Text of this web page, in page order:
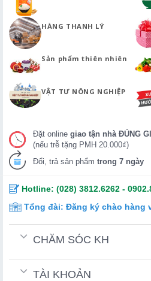
HÀNG THANH LÝ
Sản phẩm thiên nhiên
VẬT TƯ NÔNG NGHIỆP
Đặt online giao tận nhà ĐÚNG
(nếu trễ tặng PMH 20.000₫)
Đổi, trả sản phẩm trong 7 ngày
Hotline: (028) 3812.6262 -
Tổng đài: Đăng ký chào hàng
CHĂM SÓC KH
TÀI KHOẢN